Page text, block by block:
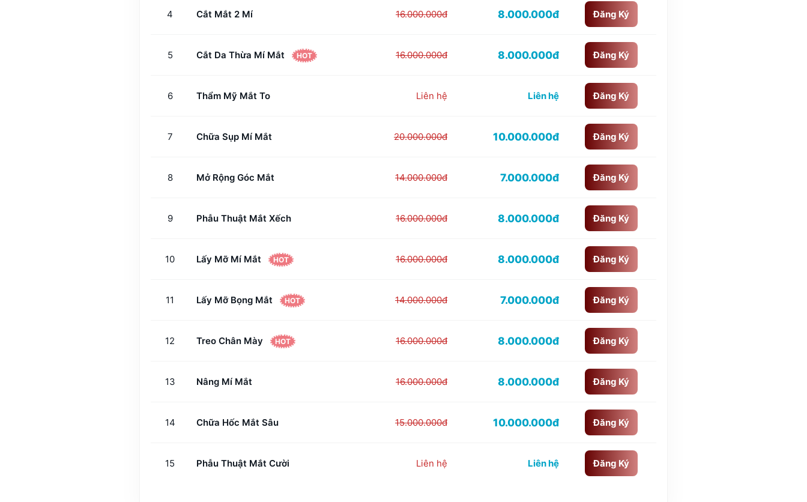
4 Cắt Mắt 2 Mí 16.000.000đ 8.000.000đ Đăng Ký
5 Cắt Da Thừa Mí Mắt HOT 16.000.000đ 8.000.000đ Đăng Ký
6 Thẩm Mỹ Mắt To Liên hệ Liên hệ Đăng Ký
7 Chữa Sụp Mí Mắt 20.000.000đ 10.000.000đ Đăng Ký
8 Mở Rộng Góc Mắt 14.000.000đ 7.000.000đ Đăng Ký
9 Phẫu Thuật Mắt Xếch 16.000.000đ 8.000.000đ Đăng Ký
10 Lấy Mỡ Mí Mắt HOT 16.000.000đ 8.000.000đ Đăng Ký
11 Lấy Mỡ Bọng Mắt HOT 14.000.000đ 7.000.000đ Đăng Ký
12 Treo Chân Mày HOT 16.000.000đ 8.000.000đ Đăng Ký
13 Nâng Mí Mắt 16.000.000đ 8.000.000đ Đăng Ký
14 Chữa Hốc Mắt Sâu 15.000.000đ 10.000.000đ Đăng Ký
15 Phẫu Thuật Mắt Cười Liên hệ Liên hệ Đăng Ký